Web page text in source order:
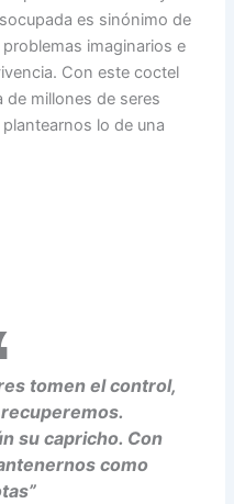
es sinónimo de
imaginarios e
Con este coctel
de millones de seres
lo de una
tomen el control,
su capricho. Con
como